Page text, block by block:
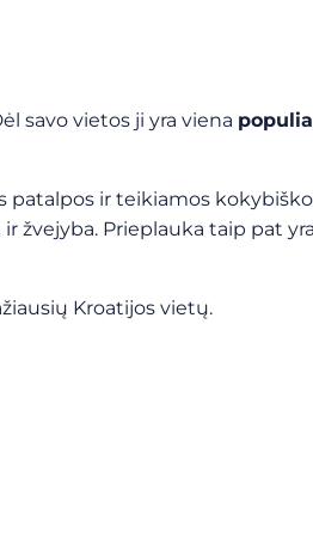
savo vietos ji yra viena
ir teikiamos
žvejyba. Prieplauka taip pat yra
Kroatijos vietų.